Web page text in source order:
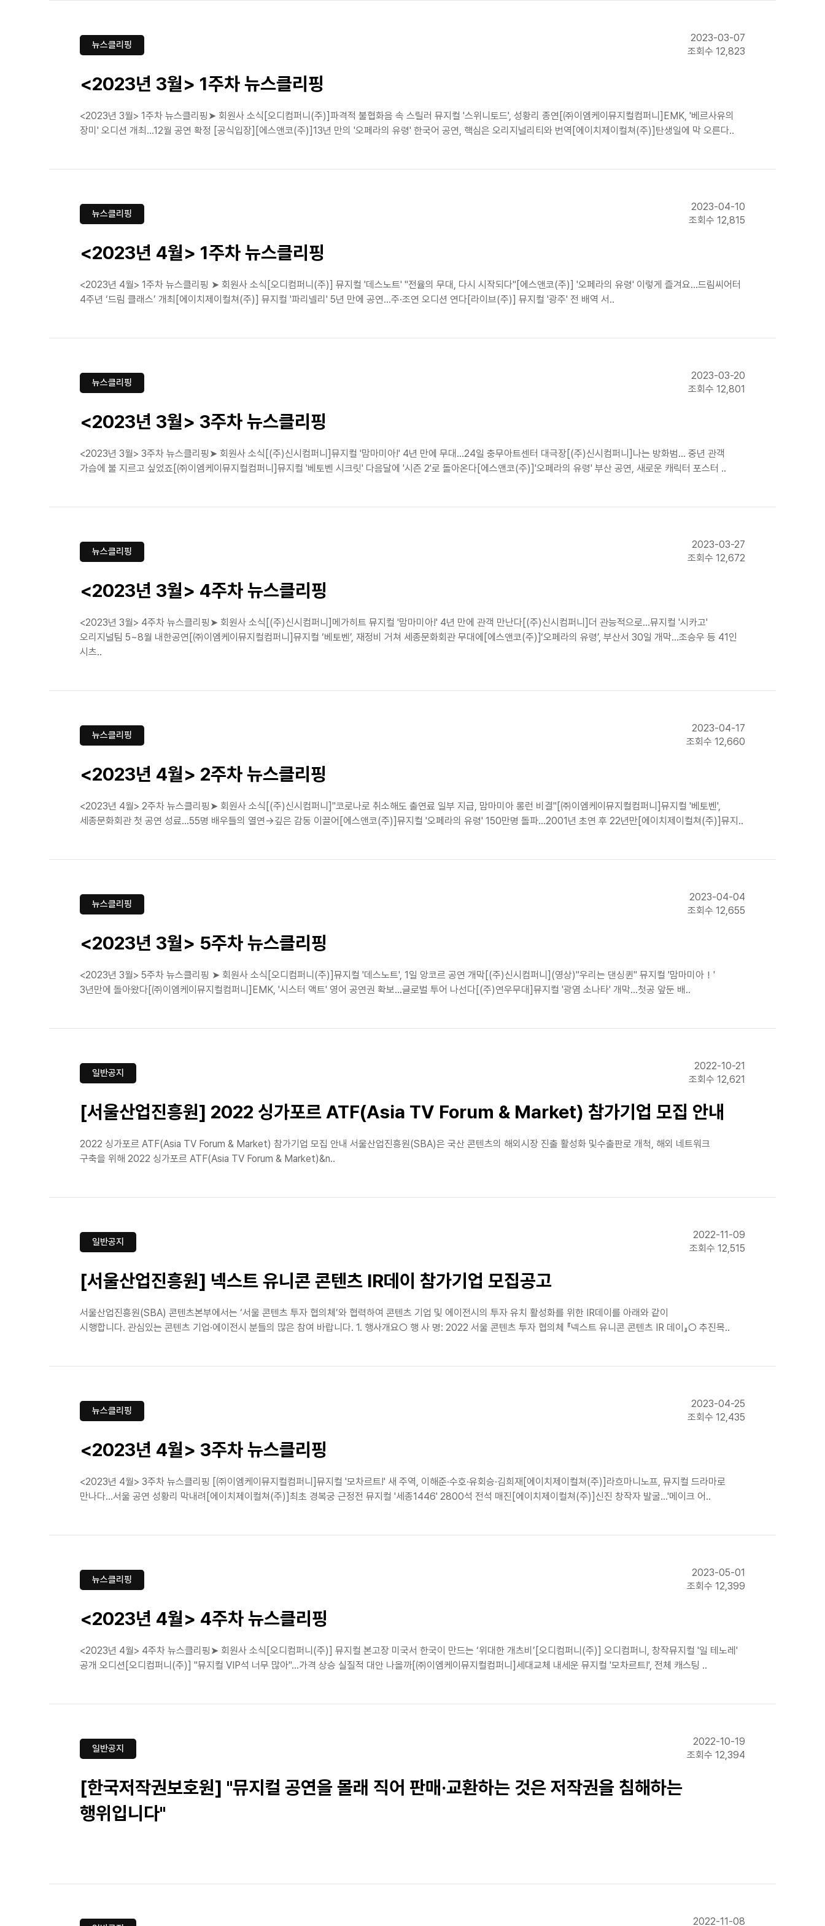
뉴스클리핑
2023-03-07
조회수 12,823
<2023년 3월> 1주차 뉴스클리핑
<2023년 3월> 1주차 뉴스클리핑➤ 회원사 소식[오디컴퍼니(주)]파격적 불협화음 속 스릴러 뮤지컬 '스위니토드', 성황리 종연[㈜이엠케이뮤지컬컴퍼니]EMK, '베르사유의
장미' 오디션 개최…12월 공연 확정 [공식입장][에스앤코(주)]13년 만의 '오페라의 유령' 한국어 공연, 핵심은 오리지널리티와 번역[에이치제이컬쳐(주)]탄생일에 막 오른다..
뉴스클리핑
2023-04-10
조회수 12,815
<2023년 4월> 1주차 뉴스클리핑
<2023년 4월> 1주차 뉴스클리핑 ➤ 회원사 소식[오디컴퍼니(주)] 뮤지컬 '데스노트' "전율의 무대, 다시 시작되다"[에스앤코(주)] '오페라의 유령' 이렇게 즐겨요...드림씨어터
4주년 ‘드림 클래스’ 개최[에이치제이컬쳐(주)] 뮤지컬 '파리넬리' 5년 만에 공연…주·조연 오디션 연다[라이브(주)] 뮤지컬 '광주' 전 배역 서..
뉴스클리핑
2023-03-20
조회수 12,801
<2023년 3월> 3주차 뉴스클리핑
<2023년 3월> 3주차 뉴스클리핑➤ 회원사 소식[(주)신시컴퍼니]뮤지컬 '맘마미아!' 4년 만에 무대...24일 충무아트센터 대극장[(주)신시컴퍼니]나는 방화범… 중년 관객
가슴에 불 지르고 싶었죠[㈜이엠케이뮤지컬컴퍼니]뮤지컬 '베토벤 시크릿' 다음달에 '시즌 2'로 돌아온다[에스앤코(주)]'오페라의 유령' 부산 공연, 새로운 캐릭터 포스터 ..
뉴스클리핑
2023-03-27
조회수 12,672
<2023년 3월> 4주차 뉴스클리핑
<2023년 3월> 4주차 뉴스클리핑➤ 회원사 소식[(주)신시컴퍼니]메가히트 뮤지컬 '맘마미아!' 4년 만에 관객 만난다[(주)신시컴퍼니]더 관능적으로…뮤지컬 '시카고'
오리지널팀 5~8월 내한공연[㈜이엠케이뮤지컬컴퍼니]뮤지컬 ‘베토벤’, 재정비 거쳐 세종문화회관 무대에[에스앤코(주)]‘오페라의 유령’, 부산서 30일 개막…조승우 등 41인
시츠..
뉴스클리핑
2023-04-17
조회수 12,660
<2023년 4월> 2주차 뉴스클리핑
<2023년 4월> 2주차 뉴스클리핑➤ 회원사 소식[(주)신시컴퍼니]"코로나로 취소해도 출연료 일부 지급, 맘마미아 롱런 비결"[㈜이엠케이뮤지컬컴퍼니]뮤지컬 '베토벤',
세종문화회관 첫 공연 성료...55명 배우들의 열연→깊은 감동 이끌어[에스앤코(주)]뮤지컬 '오페라의 유령' 150만명 돌파…2001년 초연 후 22년만[에이치제이컬쳐(주)]뮤지..
뉴스클리핑
2023-04-04
조회수 12,655
<2023년 3월> 5주차 뉴스클리핑
<2023년 3월> 5주차 뉴스클리핑 ➤ 회원사 소식[오디컴퍼니(주)]뮤지컬 '데스노트', 1일 앙코르 공연 개막[(주)신시컴퍼니](영상)"우리는 댄싱퀸" 뮤지컬 '맘마미아！'
3년만에 돌아왔다[㈜이엠케이뮤지컬컴퍼니]EMK, '시스터 액트' 영어 공연권 확보…글로벌 투어 나선다[(주)연우무대]뮤지컬 '광염 소나타' 개막...첫공 앞둔 배..
일반공지
2022-10-21
조회수 12,621
[서울산업진흥원] 2022 싱가포르 ATF(Asia TV Forum & Market) 참가기업 모집 안내
2022 싱가포르 ATF(Asia TV Forum & Market) 참가기업 모집 안내 서울산업진흥원(SBA)은 국산 콘텐츠의 해외시장 진출 활성화 및수출판로 개척, 해외 네트워크
구축을 위해 2022 싱가포르 ATF(Asia TV Forum & Market)&n..
일반공지
2022-11-09
조회수 12,515
[서울산업진흥원] 넥스트 유니콘 콘텐츠 IR데이 참가기업 모집공고
서울산업진흥원(SBA) 콘텐츠본부에서는 ‘서울 콘텐츠 투자 협의체’와 협력하여 콘텐츠 기업 및 에이전시의 투자 유치 활성화를 위한 IR데이를 아래와 같이
시행합니다. 관심있는 콘텐츠 기업·에이전시 분들의 많은 참여 바랍니다. 1. 행사개요○ 행 사 명: 2022 서울 콘텐츠 투자 협의체 『넥스트 유니콘 콘텐츠 IR 데이』○ 추진목..
뉴스클리핑
2023-04-25
조회수 12,435
<2023년 4월> 3주차 뉴스클리핑
<2023년 4월> 3주차 뉴스클리핑 [㈜이엠케이뮤지컬컴퍼니]뮤지컬 '모차르트!' 새 주역, 이해준·수호·유회승·김희재[에이치제이컬쳐(주)]라흐마니노프, 뮤지컬 드라마로
만나다...서울 공연 성황리 막내려[에이치제이컬쳐(주)]최초 경복궁 근정전 뮤지컬 '세종1446' 2800석 전석 매진[에이치제이컬쳐(주)]신진 창작자 발굴…'메이크 어..
뉴스클리핑
2023-05-01
조회수 12,399
<2023년 4월> 4주차 뉴스클리핑
<2023년 4월> 4주차 뉴스클리핑➤ 회원사 소식[오디컴퍼니(주)] 뮤지컬 본고장 미국서 한국이 만드는 ‘위대한 개츠비’[오디컴퍼니(주)] 오디컴퍼니, 창작뮤지컬 '일 테노레'
공개 오디션[오디컴퍼니(주)] "뮤지컬 VIP석 너무 많아"...가격 상승 실질적 대안 나올까[㈜이엠케이뮤지컬컴퍼니]세대교체 내세운 뮤지컬 '모차르트!', 전체 캐스팅 ..
일반공지
2022-10-19
조회수 12,394
[한국저작권보호원] "뮤지컬 공연을 몰래 직어 판매·교환하는 것은 저작권을 침해하는
행위입니다"
2022-11-08